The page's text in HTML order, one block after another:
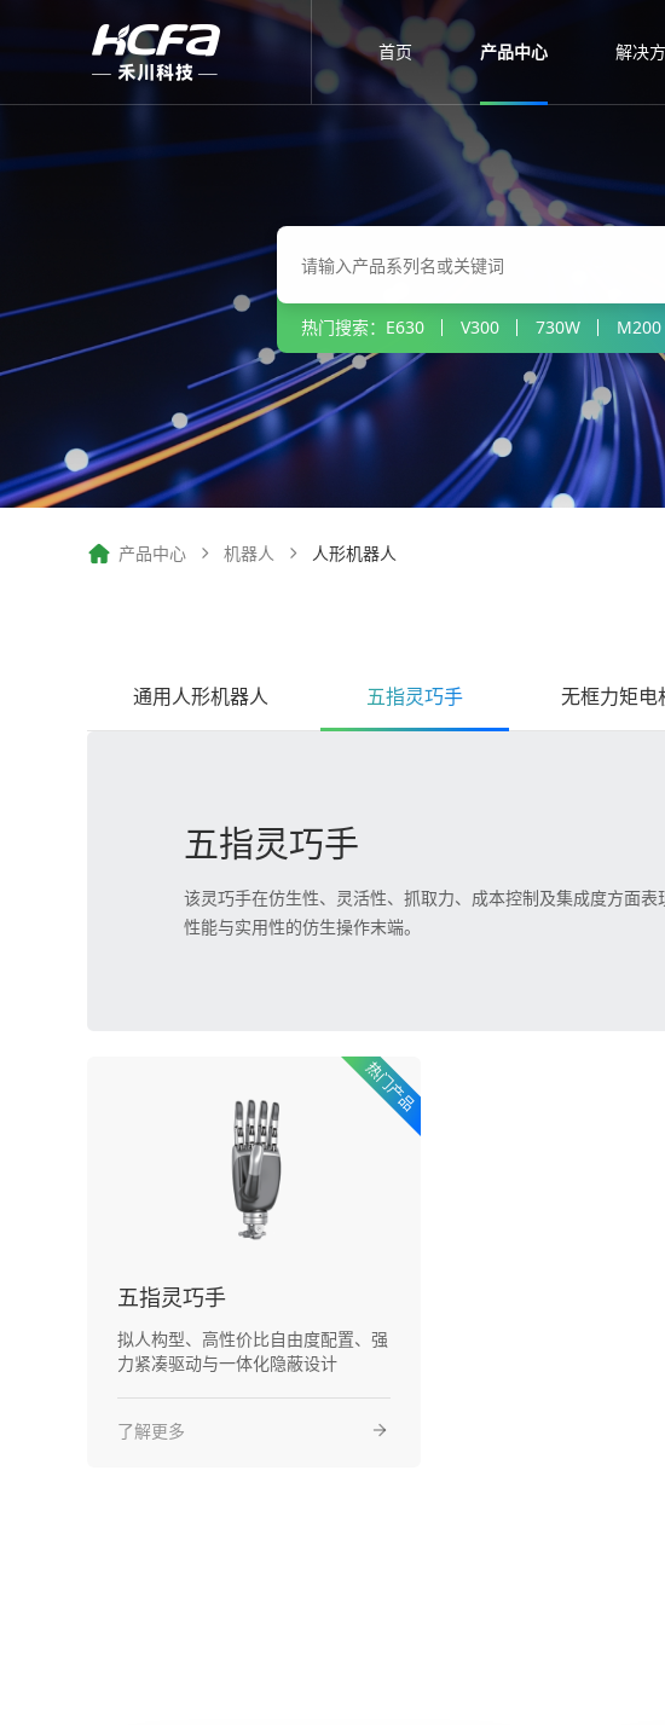
首页 产品中心 解决
热门搜索： E630 V300 730W M200
产品中心 机器人 人形机器人
通用人形机器人 五指灵巧手 无框力矩电
五指灵巧手
该灵巧手在仿生性、灵活性、抓取力、成本控制及集成度方面表
性能与实用性的仿生操作末端。
五指灵巧手
拟人构型、高性价比自由度配置、强
力紧凑驱动与一体化隐蔽设计
了解更多